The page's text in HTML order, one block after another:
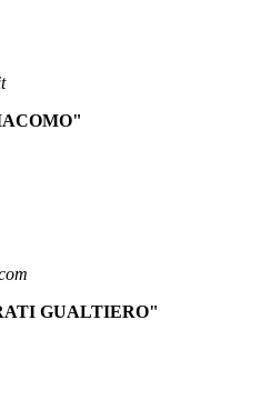
GUALTIERO"